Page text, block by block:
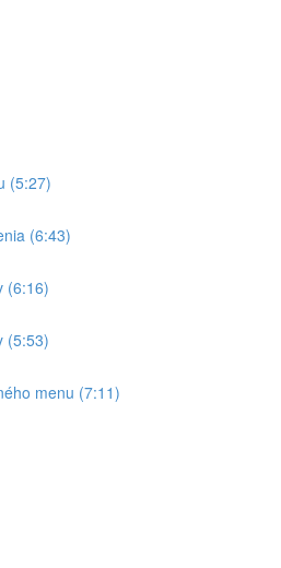
(5:27)
(6:43)
(6:16)
(5:53)
menu (7:11)